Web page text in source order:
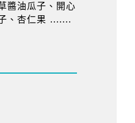
醬油瓜子、開心
、杏仁果 .......